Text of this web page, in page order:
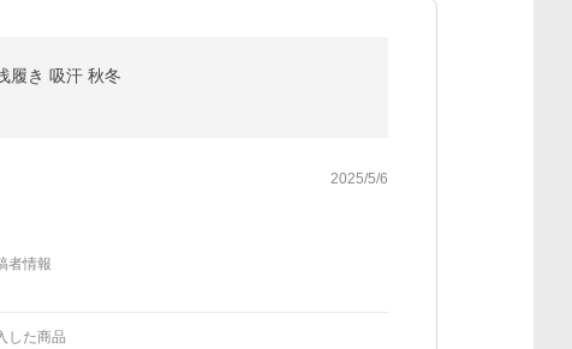
履き 吸汗 秋冬
2025/5/6
者情報
した商品